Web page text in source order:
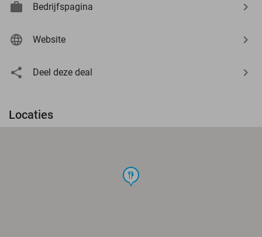
Bedrijfspagina
Website
Deel deze deal
Locaties
food